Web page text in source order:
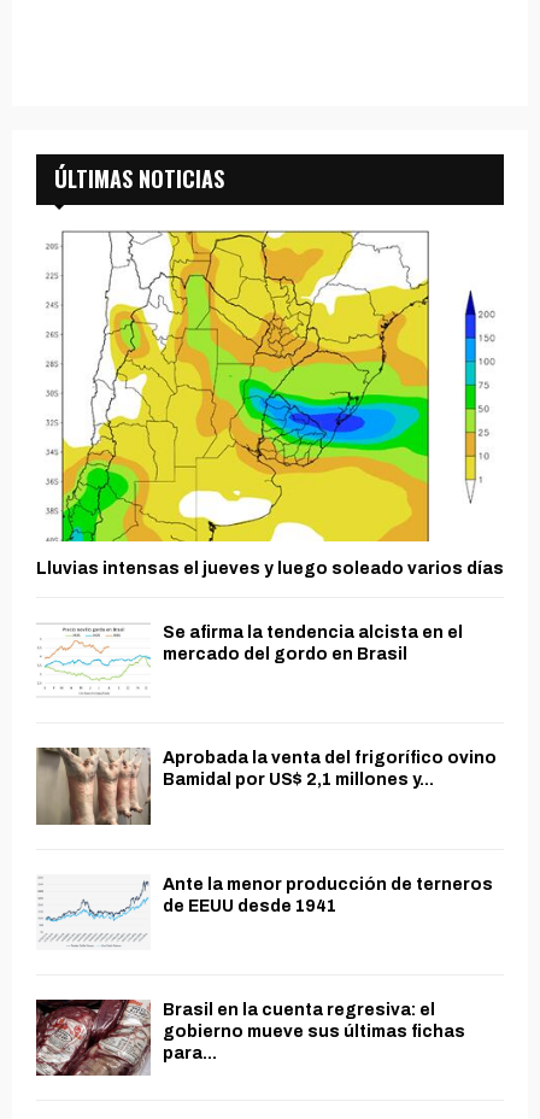
ÚLTIMAS NOTICIAS
Lluvias intensas el jueves y luego soleado varios días
Se afirma la tendencia alcista en el
mercado del gordo en Brasil
Aprobada la venta del frigorífico ovino
Bamidal por US$ 2,1 millones y...
Ante la menor producción de terneros
de EEUU desde 1941
Brasil en la cuenta regresiva: el
gobierno mueve sus últimas fichas
para...